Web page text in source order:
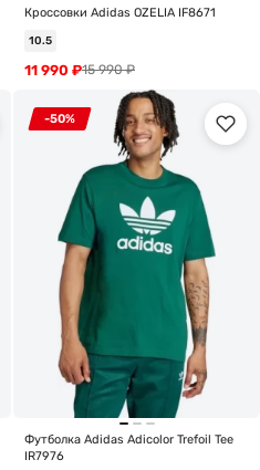
Кроссовки Adidas OZELIA IF8671
10.5
15 990₽
11 990 ₽
-50%
Футболка Adidas Adicolor Trefoil Tee
IR7976